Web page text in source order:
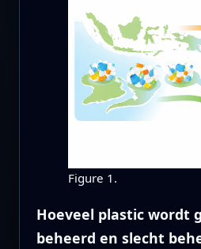
Figure 1.
Hoeveel plastic wordt
beheerd en slecht